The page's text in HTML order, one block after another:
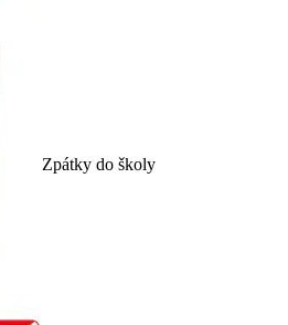
Zpátky do školy